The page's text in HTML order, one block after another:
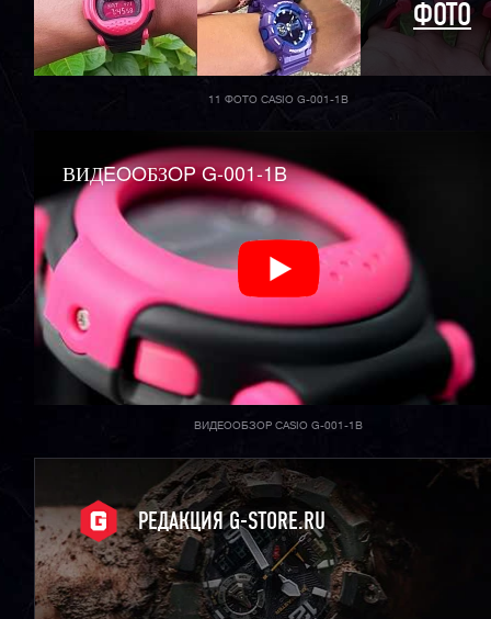
ФОТО
11 ФОТО CASIO G-001-1B
ВИДEOOБЗOP G-001-1B
ВИДЕООБЗОР CASIO G-001-1B
РЕДАКЦИЯ G-STORE.RU